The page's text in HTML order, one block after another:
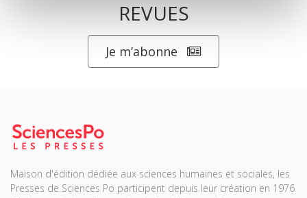
REVUES
Je m’abonne
Maison d'édition dédiée aux sciences humaines et sociales, les
Presses de Sciences Po participent depuis leur création en 1976